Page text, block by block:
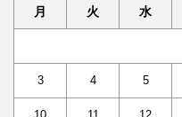
月 火 水
3 4 5